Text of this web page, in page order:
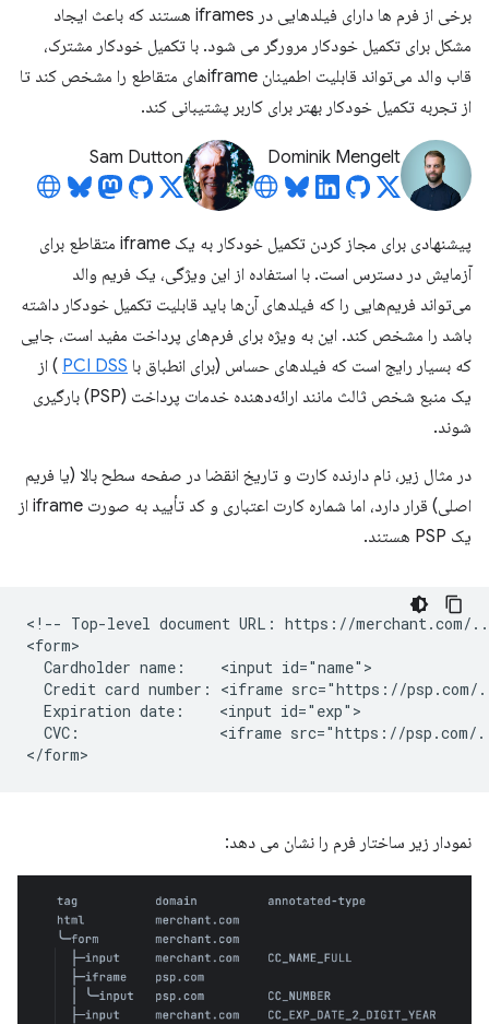
برخی از فرم ها دارای فیلدهایی در iframes هستند که باعث ایجاد
مشکل برای تکمیل خودکار مرورگر می شود. با تکمیل خودکار مشترک،
قاب والد می‌تواند قابلیت اطمینان iframe‌های متقاطع را مشخص کند تا
از تجربه تکمیل خودکار بهتر برای کاربر پشتیبانی کند.
Dominik Mengelt
Sam Dutton
پیشنهادی برای مجاز کردن تکمیل خودکار به یک iframe متقاطع برای
آزمایش در دسترس است. با استفاده از این ویژگی، یک فریم والد
می‌تواند فریم‌هایی را که فیلدهای آن‌ها باید قابلیت تکمیل خودکار داشته
باشد را مشخص کند. این به ویژه برای فرم‌های پرداخت مفید است، جایی
که بسیار رایج است که فیلدهای حساس (برای انطباق با PCI DSS ) از
یک منبع شخص ثالث مانند ارائه‌دهنده خدمات پرداخت (PSP) بارگیری
شوند.
در مثال زیر، نام دارنده کارت و تاریخ انقضا در صفحه سطح بالا (یا فریم
اصلی) قرار دارد، اما شماره کارت اعتباری و کد تأیید به صورت iframe از
یک PSP هستند.
<!-- Top-level document URL: https://
<form>
  Cardholder name:    <input id="name">
Credit card number: <iframe src="https://psp.com/
  Expiration date:    <input id="exp">
CVC:                <iframe src="https://psp.com/
نمودار زیر ساختار فرم را نشان می دهد: